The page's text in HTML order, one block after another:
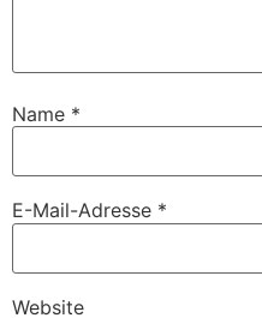
Name *
E-Mail-Adresse *
Website